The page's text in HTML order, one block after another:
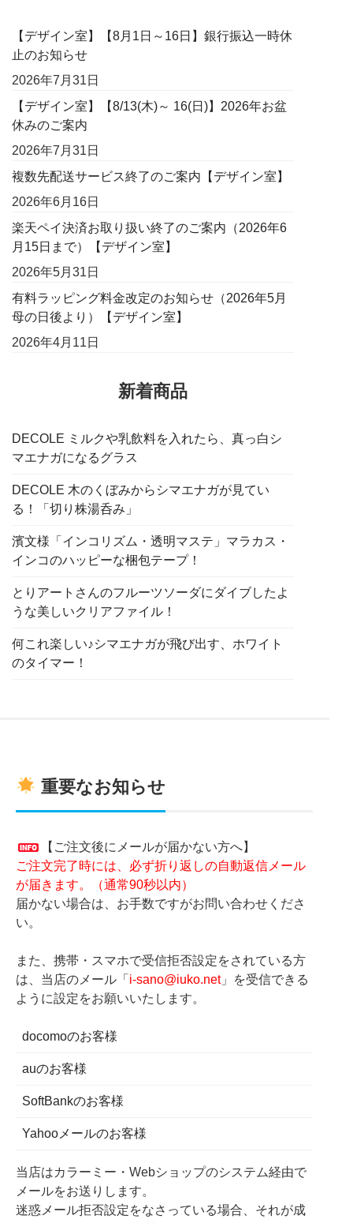
【デザイン室】【8月1日～16日】銀行振込一時休
止のお知らせ
2026年7月31日
【デザイン室】【8/13(木)～ 16(日)】2026年お盆
休みのご案内
2026年7月31日
複数先配送サービス終了のご案内【デザイン室】
2026年6月16日
楽天ペイ決済お取り扱い終了のご案内（2026年6
月15日まで）【デザイン室】
2026年5月31日
有料ラッピング料金改定のお知らせ（2026年5月
母の日後より）【デザイン室】
2026年4月11日
新着商品
DECOLE ミルクや乳飲料を入れたら、真っ白シ
マエナガになるグラス
DECOLE 木のくぼみからシマエナガが見てい
る！「切り株湯呑み」
濱文様「インコリズム・透明マステ」マラカス・
インコのハッピーな梱包テープ！
とりアートさんのフルーツソーダにダイブしたよ
うな美しいクリアファイル！
何これ楽しい♪シマエナガが飛び出す、ホワイト
のタイマー！
重要なお知らせ
【ご注文後にメールが届かない方へ】
ご注文完了時には、必ず折り返しの自動返信メール
が届きます。（通常90秒以内）
届かない場合は、お手数ですがお問い合わせくださ
い。
また、携帯・スマホで受信拒否設定をされている方
は、当店のメール「 i-sano@iuko.net」を受信できる
ように設定をお願いいたします。
docomoのお客様
auのお客様
SoftBankのお客様
Yahooメールのお客様
当店はカラーミー・Webショップのシステム経由で
メールをお送りします。
迷惑メール拒否設定をなさっている場合、それが成